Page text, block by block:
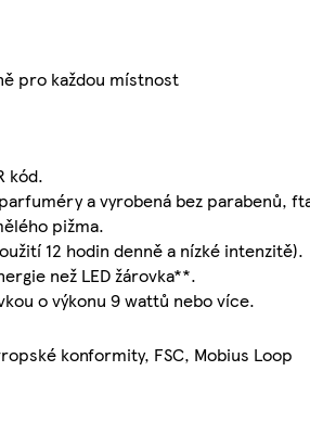
pro každou místnost
kód.
a vyrobená bez parabenů,
pižma.
12 hodin denně a nízké intenzitě).
než LED žárovka**.
o výkonu 9 wattů nebo více.
konformity, FSC, Mobius Loop